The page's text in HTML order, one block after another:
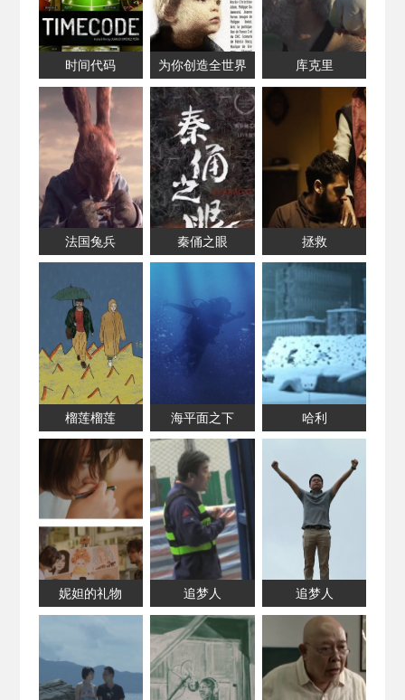
时间代码 为你创造全世界 库克里
法国兔兵 秦俑之眼 拯救
榴莲榴莲 海平面之下 哈利
妮妲的礼物 追梦人 追梦人